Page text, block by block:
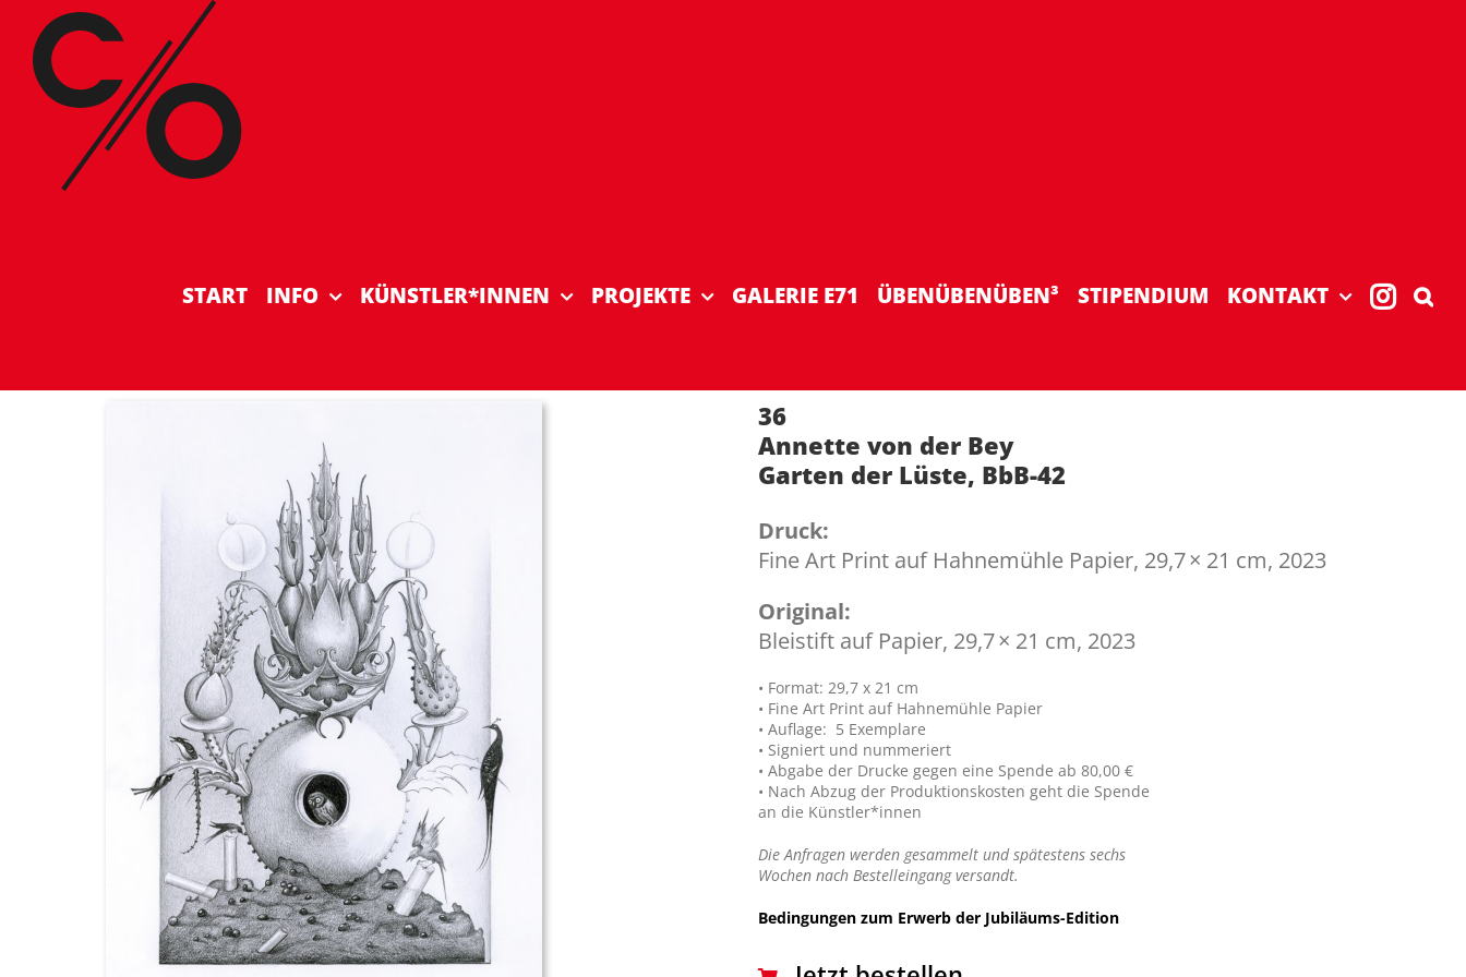
Inhalt
springen
START INFO KÜNSTLER*INNEN PROJEKTE GALERIE E71 ÜBENÜBENÜBEN³ STIPENDIUM KONTAKT
36
Annette von der Bey
Garten der Lüste, BbB-42
Druck:
Fine Art Print auf Hahnemühle Papier, 29,7 × 21 cm, 2023
Original:
Bleistift auf Papier, 29,7 × 21 cm, 2023
• Format: 29,7 x 21 cm
• Fine Art Print auf Hahnemühle Papier
• Auflage: 5 Exemplare
• Signiert und nummeriert
• Abgabe der Drucke gegen eine Spende ab 80,00 €
• Nach Abzug der Produktionskosten geht die Spende
an die Künstler*innen
Die Anfragen werden gesammelt und spätestens sechs
Wochen nach Bestelleingang versandt.
Bedingungen zum Erwerb der Jubiläums-Edition